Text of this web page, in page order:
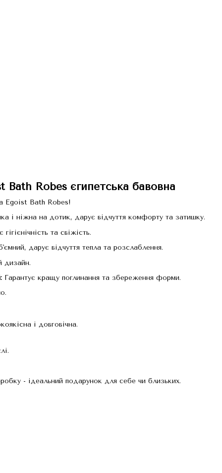
Robes єгипетська бавовна
Egoist Bath Robes!
і ніжна на дотик, дарує відчуття комфорту та затишку.
та свіжість.
дарує відчуття тепла та розслаблення.
дизайн.
Гарантує кращу поглинання та збереження форми.
і довговічна.
- ідеальний подарунок для себе чи близьких.